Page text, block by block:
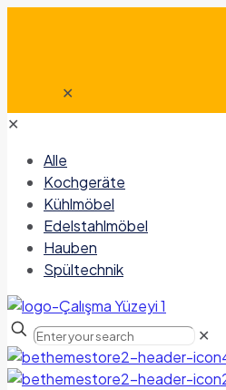
✕
✕
Alle
Kochgeräte
Kühlmöbel
Edelstahlmöbel
Hauben
Spültechnik
✕